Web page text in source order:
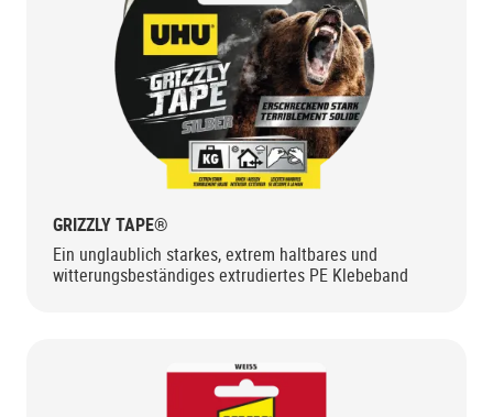
GRIZZLY TAPE®
Ein unglaublich starkes, extrem haltbares und
witterungsbeständiges extrudiertes PE Klebeband